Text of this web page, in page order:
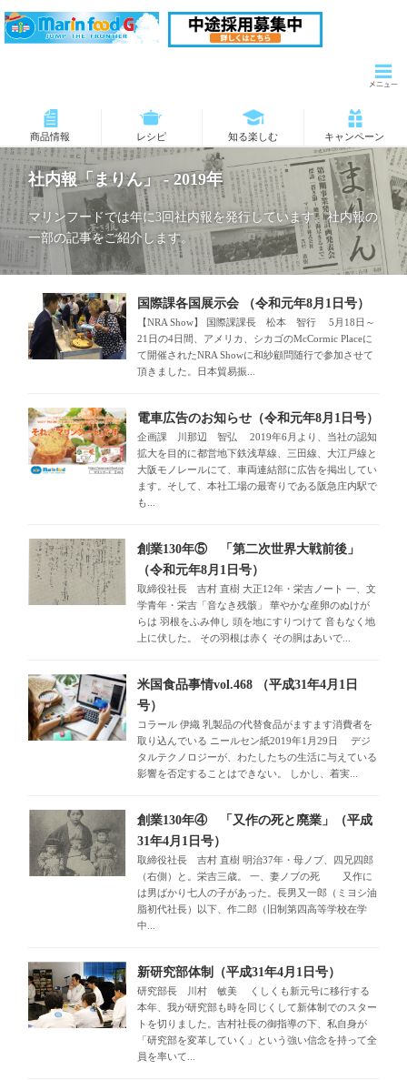
商品情報 レシピ 知る楽しむ キャンペーン
社内報「まりん」 - 2019年
マリンフードでは年に3回社内報を発行しています。社内報の
一部の記事をご紹介します。
国際課各国展示会 （令和元年8月1日号）
【NRA Show】 国際課課長 松本 智行 5月18日～
21日の4日間、アメリカ、シカゴのMcCormic Placeに
て開催されたNRA Showに和紗顧問随行で参加させて
頂きました。日本貿易振...
電車広告のお知らせ（令和元年8月1日号）
企画課 川那辺 智弘 2019年6月より、当社の認知
拡大を目的に都営地下鉄浅草線、三田線、大江戸線と
大阪モノレールにて、車両連結部に広告を掲出してい
ます。そして、本社工場の最寄りである阪急庄内駅で
も...
創業130年⑤ 「第二次世界大戦前後」
（令和元年8月1日号）
取締役社長 吉村 直樹 大正12年・栄吉ノート 一、文
学青年・栄吉「音なき残骸」 華やかな産卵のぬけが
らは 羽根をふみ伸し 頭を地にすりつけて 音もなく地
上に伏した。 その羽根は赤く その胴はあいで...
米国食品事情vol.468 （平成31年4月1日
号）
コラール 伊織 乳製品の代替食品がますます消費者を
取り込んでいる ニールセン紙2019年1月29日 デジ
タルテクノロジーが、わたしたちの生活に与えている
影響を否定することはできない。 しかし、着実...
創業130年④ 「又作の死と廃業」（平成
31年4月1日号）
取締役社長 吉村 直樹 明治37年・母ノブ、四兄四郎
（右側）と。栄吉三歳。 一、妻ノブの死 又作に
は男ばかり七人の子があった。長男又一郎（ミヨシ油
脂初代社長）以下、作二郎（旧制第四高等学校在学
中...
新研究部体制（平成31年4月1日号）
研究部長 川村 敏美 くしくも新元号に移行する
本年、我が研究部も時を同じくして新体制でのスター
トを切りました。吉村社長の御指導の下、私自身が
「研究部を変革していく」という強い信念を持って全
員を率いて...